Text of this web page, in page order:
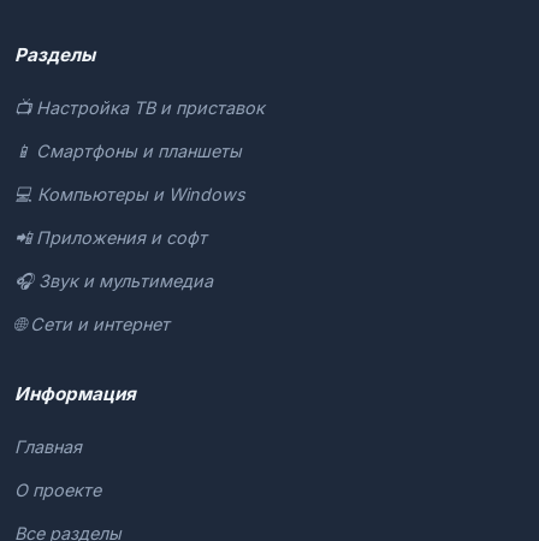
Разделы
📺 Настройка ТВ и приставок
📱 Смартфоны и планшеты
💻 Компьютеры и Windows
📲 Приложения и софт
🎧 Звук и мультимедиа
🌐 Сети и интернет
Информация
Главная
О проекте
Все разделы